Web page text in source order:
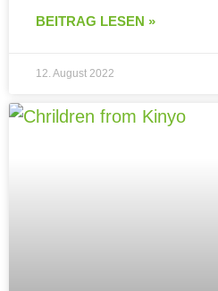
BEITRAG LESEN »
12. August 2022